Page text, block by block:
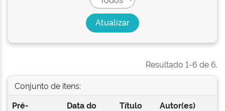
Resultado 1-6 de 6.
Conjunto de itens:
Pré-
Data do
Título Autor(es)